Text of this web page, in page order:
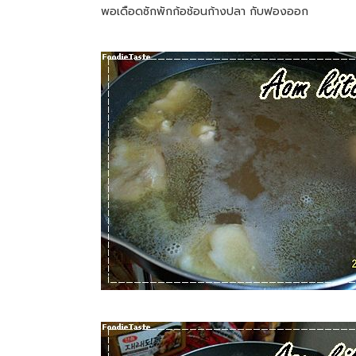
พอเดือดซักพักก้อช้อนก้างปลา กับฟองออก